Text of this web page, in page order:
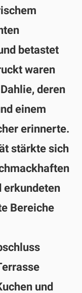
betastet
waren
deren
einem
erinnerte.
stärkte sich
erkundeten
Bereiche
und